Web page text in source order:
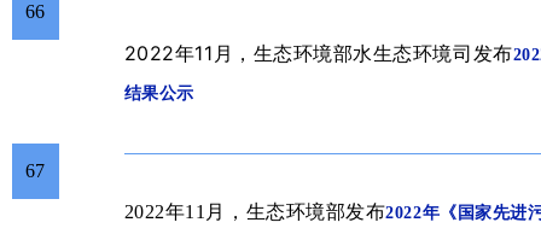
66
2022年11 月 ， 生态环境部水生态环境司发布
结果公示
67
2022年11月，生态环境部发布2022年《国家先进